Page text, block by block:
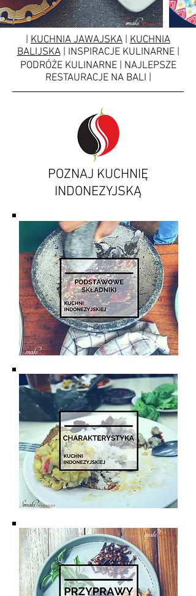
| KUCHNIA JAWAJSKA | KUCHNIA
BALIJSKA| INSPIRACJE KULINARNE |
PODRÓŻE KULINARNE | NAJLEPSZE
RESTAURACJE NA BALI |
POZNAJ KUCHNIĘ
INDONEZYJSKĄ